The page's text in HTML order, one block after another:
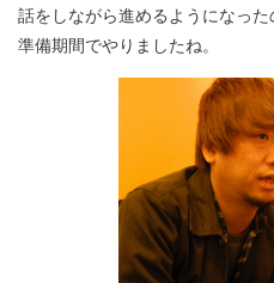
話をしながら進めるようになっ
準備期間でやりましたね。